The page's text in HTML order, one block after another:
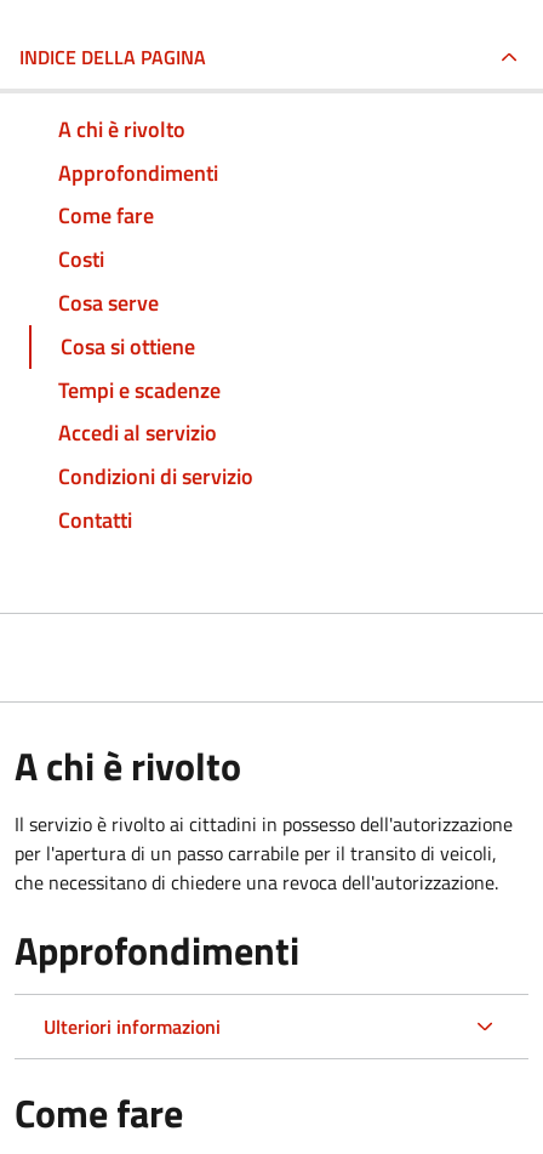
INDICE DELLA PAGINA
A chi è rivolto
Approfondimenti
Come fare
Costi
Cosa serve
Cosa si ottiene
Tempi e scadenze
Accedi al servizio
Condizioni di servizio
Contatti
A chi è rivolto
Il servizio è rivolto ai cittadini in possesso dell'autorizzazione
per l'apertura di un passo carrabile per il transito di veicoli,
che necessitano di chiedere una revoca dell'autorizzazione.
Approfondimenti
Ulteriori informazioni
Come fare